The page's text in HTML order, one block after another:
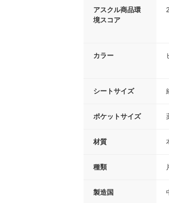
アスクル商品環
境スコア
カラー
シートサイズ
ポケットサイズ
材質
種類
製造国